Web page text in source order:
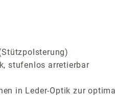
stufenlos arretierbar
in Leder-Optik zur